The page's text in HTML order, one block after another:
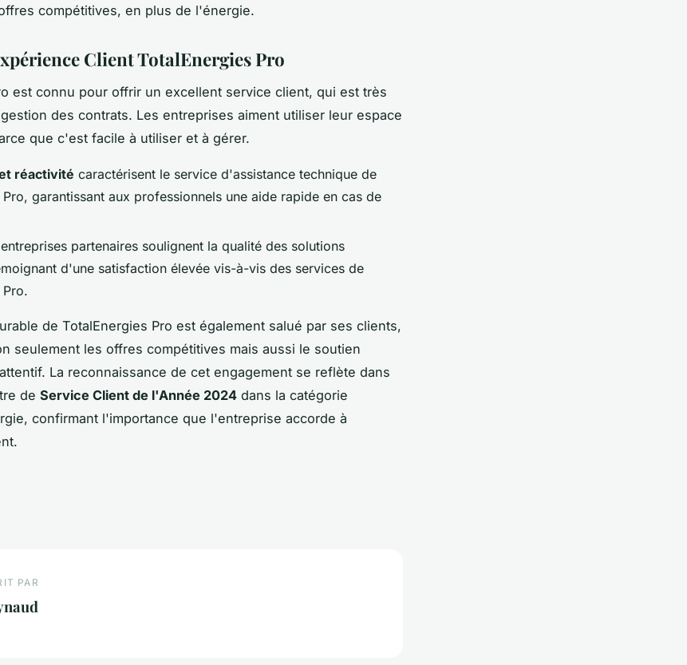
compétitives, en plus de l'énergie.
Client TotalEnergies Pro
est connu pour offrir un excellent service client, qui est très
des contrats. Les entreprises aiment utiliser leur espace
que c'est facile à utiliser et à gérer.
réactivité caractérisent le service d'assistance technique de
Pro, garantissant aux professionnels une aide rapide en cas de
partenaires soulignent la qualité des solutions
d'une satisfaction élevée vis-à-vis des services de
de TotalEnergies Pro est également salué par ses clients,
seulement les offres compétitives mais aussi le soutien
La reconnaissance de cet engagement se reflète dans
de Service Client de l'Année 2024 dans la catégorie
confirmant l'importance que l'entreprise accorde à
PAR